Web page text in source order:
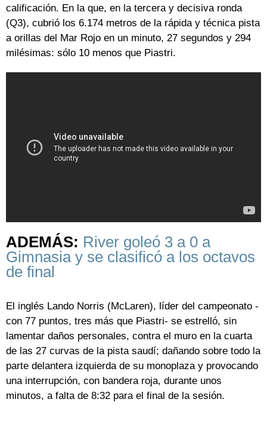
calificación. En la que, en la tercera y decisiva ronda
(Q3), cubrió los 6.174 metros de la rápida y técnica pista
a orillas del Mar Rojo en un minuto, 27 segundos y 294
milésimas: sólo 10 menos que Piastri.
ADEMÁS: River goleó 3 a 0 a
Gimnasia y se clasificó a los octavos
de final
El inglés Lando Norris (McLaren), líder del campeonato -
con 77 puntos, tres más que Piastri- se estrelló, sin
lamentar daños personales, contra el muro en la cuarta
de las 27 curvas de la pista saudí; dañando sobre todo la
parte delantera izquierda de su monoplaza y provocando
una interrupción, con bandera roja, durante unos
minutos, a falta de 8:32 para el final de la sesión.